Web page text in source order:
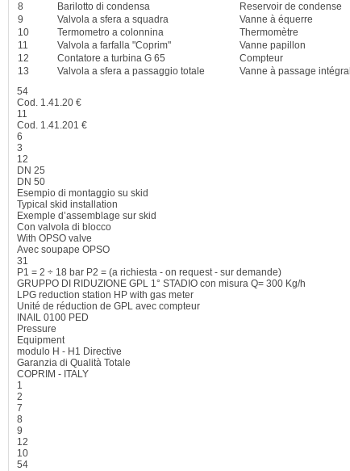
8
Barilotto di condensa Reservoir de condense
9
Valvola a sfera a squadra Vanne à équerre
10
Termometro a colonnina Thermomètre
11
Valvola a farfalla "Coprim" Vanne papillon
12
Contatore a turbina G 65 Compteur
13
Valvola a sfera a passaggio totale Vanne à passage intégral
54
Cod. 1.41.20 €
11
Cod. 1.41.201 €
6
3
12
DN 25
DN 50
Esempio di montaggio su skid
Typical skid installation
Exemple d’assemblage sur skid
Con valvola di blocco
With OPSO valve
Avec soupape OPSO
31
P1 = 2 ÷ 18 bar P2 = (a richiesta - on request- sur demande)
GRUPPO DI RIDUZIONE GPL 1° STADIO con misura Q= 300 Kg/h
LPG reduction station HP with gas meter
Unité de réduction de GPL avec compteur
INAIL 0100 PED
Pressure
Equipment
modulo H - H1 Directive
Garanzia di Qualità Totale
COPRIM - ITALY
1
2
7
8
9
12
10
54